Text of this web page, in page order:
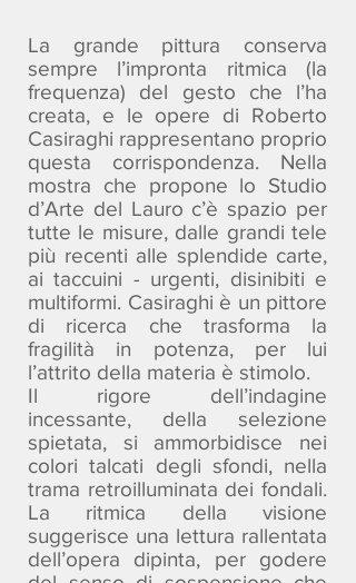
La grande pittura conserva
sempre l’impronta ritmica (la
frequenza) del gesto che l’ha
creata, e le opere di Roberto
Casiraghi rappresentano proprio
questa corrispondenza. Nella
mostra che propone lo Studio
d’Arte del Lauro c’è spazio per
tutte le misure, dalle grandi tele
più recenti alle splendide carte,
ai taccuini - urgenti, disinibiti e
multiformi. Casiraghi è un pittore
di ricerca che trasforma la
fragilità in potenza, per lui
l’attrito della materia è stimolo.
Il rigore dell’indagine
incessante, della selezione
spietata, si ammorbidisce nei
colori talcati degli sfondi, nella
trama retroilluminata dei fondali.
La ritmica della visione
suggerisce una lettura rallentata
dell’opera dipinta, per godere